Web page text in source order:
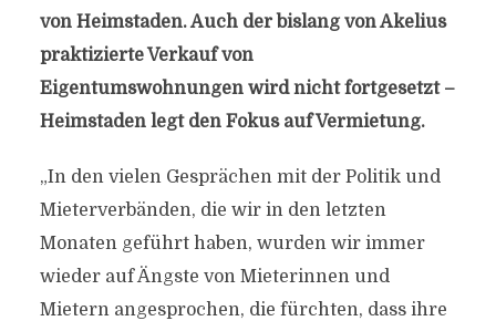
von Heimstaden. Auch der bislang von Akelius
praktizierte Verkauf von
Eigentumswohnungen wird nicht fortgesetzt –
Heimstaden legt den Fokus auf Vermietung.
„In den vielen Gesprächen mit der Politik und
Mieterverbänden, die wir in den letzten
Monaten geführt haben, wurden wir immer
wieder auf Ängste von Mieterinnen und
Mietern angesprochen, die fürchten, dass ihre